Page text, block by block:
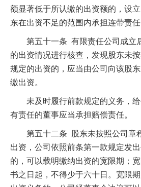
额显著低于所认缴的出资额的，设
东在出资不足的范围内承担连带责任
第五十一条 有限责任公司成立
的出资情况进行核查，发现股东未
规定的出资的，应当由公司向该股
缴出资。
未及时履行前款规定的义务，给
有责任的董事应当承担赔偿责任。
第五十二条 股东未按照公司章
出资，公司依照前条第一款规定发
的，可以载明缴纳出资的宽限期；
书之日起，不得少于六十日。宽限